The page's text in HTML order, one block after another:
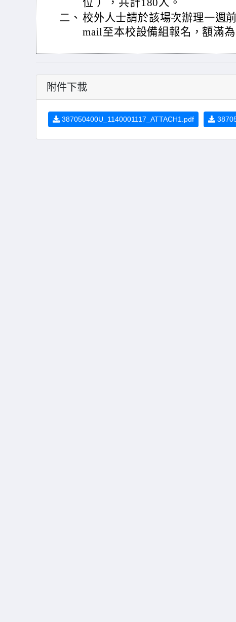
位 ），共計180人。
二、 校外人士請於該場次辦理一週
mail至本校設備組報名，額滿為
附件下載
387050400U_1140001117_ATTACH1.pdf